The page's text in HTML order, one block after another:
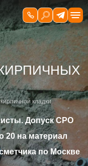
кладки
Допуск СРО
20 на материал
по Москве